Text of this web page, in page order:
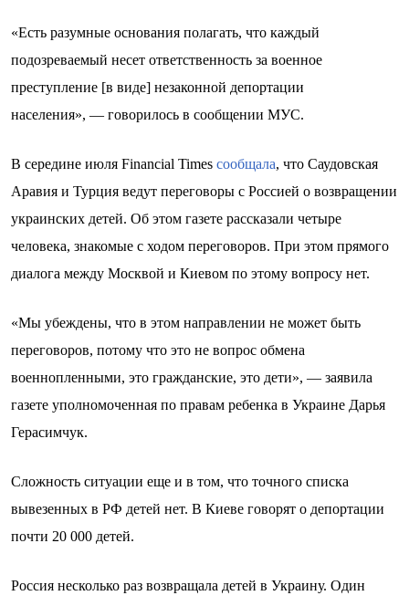
«Есть разумные основания полагать, что каждый
подозреваемый несет ответственность за военное
преступление [в виде] незаконной депортации
населения», — говорилось в сообщении МУС.
В середине июля Financial Times сообщала, что Саудовская
Аравия и Турция ведут переговоры с Россией о возвращении
украинских детей. Об этом газете рассказали четыре
человека, знакомые с ходом переговоров. При этом прямого
диалога между Москвой и Киевом по этому вопросу нет.
«Мы убеждены, что в этом направлении не может быть
переговоров, потому что это не вопрос обмена
военнопленными, это гражданские, это дети», — заявила
газете уполномоченная по правам ребенка в Украине Дарья
Герасимчук.
Сложность ситуации еще и в том, что точного списка
вывезенных в РФ детей нет. В Киеве говорят о депортации
почти 20 000 детей.
Россия несколько раз возвращала детей в Украину. Один